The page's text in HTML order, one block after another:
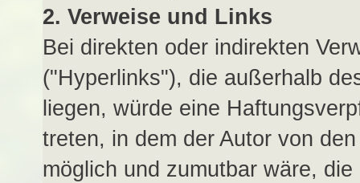
2. Verweise und Links
Bei direkten oder indirekten
("Hyperlinks"), die außerhalb
liegen, würde eine
treten, in dem der Autor von
möglich und zumutbar wäre,